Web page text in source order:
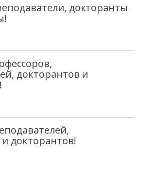
докторанты
докторантов и
докторантов!